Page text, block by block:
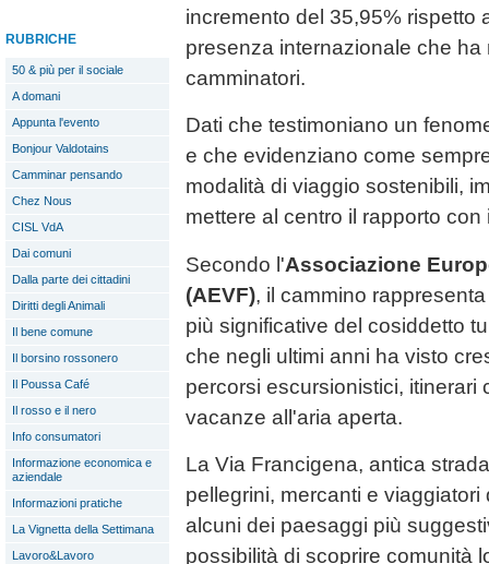
RUBRICHE
50 & più per il sociale
A domani
Appunta l'evento
Bonjour Valdotains
Camminar pensando
Chez Nous
CISL VdA
Dai comuni
Dalla parte dei cittadini
Diritti degli Animali
Il bene comune
Il borsino rossonero
Il Poussa Café
Il rosso e il nero
Info consumatori
Informazione economica e
aziendale
Informazioni pratiche
La Vignetta della Settimana
Lavoro&Lavoro
incremento del 35,95% rispetto
presenza internazionale che ha
camminatori.
Dati che testimoniano un
e che evidenziano come
modalità di viaggio sostenibili,
mettere al centro il rapporto con
Secondo l'Associazione
(AEVF), il cammino
più significative del cosiddetto
che negli ultimi anni ha visto
percorsi escursionistici, itinerari
vacanze all'aria aperta.
La Via Francigena, antica
pellegrini, mercanti e
alcuni dei paesaggi più
possibilità di scoprire comunità